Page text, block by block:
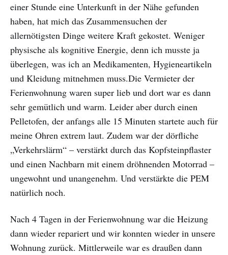
einer Stunde eine Unterkunft in der Nähe gefunden
haben, hat mich das Zusammensuchen der
allernötigsten Dinge weitere Kraft gekostet. Weniger
physische als kognitive Energie, denn ich musste ja
überlegen, was ich an Medikamenten, Hygieneartikeln
und Kleidung mitnehmen muss.Die Vermieter der
Ferienwohnung waren super lieb und dort war es dann
sehr gemütlich und warm. Leider aber durch einen
Pelletofen, der anfangs alle 15 Minuten startete auch für
meine Ohren extrem laut. Zudem war der dörfliche
„Verkehrslärm“ – verstärkt durch das Kopfsteinpflaster
und einen Nachbarn mit einem dröhnenden Motorrad –
ungewohnt und unangenehm. Und verstärkte die PEM
natürlich noch.
Nach 4 Tagen in der Ferienwohnung war die Heizung
dann wieder repariert und wir konnten wieder in unsere
Wohnung zurück. Mittlerweile war es draußen dann